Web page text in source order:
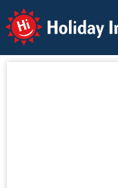
Holiday Info